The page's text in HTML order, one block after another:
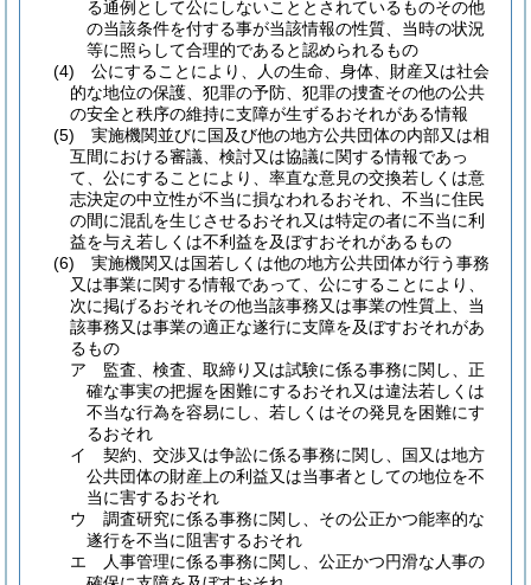
る通例として公にしないこととされているものその他
の当該条件を付する事が当該情報の性質、当時の状況
等に照らして合理的であると認められるもの
(4)
公にすることにより、人の生命、身体、財産又は社会
的な地位の保護、犯罪の予防、犯罪の捜査その他の公共
の安全と秩序の維持に支障が生ずるおそれがある情報
(5)
実施機関並びに国及び他の地方公共団体の内部又は相
互間における審議、検討又は協議に関する情報であっ
て、公にすることにより、率直な意見の交換若しくは意
志決定の中立性が不当に損なわれるおそれ、不当に住民
の間に混乱を生じさせるおそれ又は特定の者に不当に利
益を与え若しくは不利益を及ぼすおそれがあるもの
(6)
実施機関又は国若しくは他の地方公共団体が行う事務
又は事業に関する情報であって、公にすることにより、
次に掲げるおそれその他当該事務又は事業の性質上、当
該事務又は事業の適正な遂行に支障を及ぼすおそれがあ
るもの
ア
監査、検査、取締り又は試験に係る事務に関し、正
確な事実の把握を困難にするおそれ又は違法若しくは
不当な行為を容易にし、若しくはその発見を困難にす
るおそれ
イ
契約、交渉又は争訟に係る事務に関し、国又は地方
公共団体の財産上の利益又は当事者としての地位を不
当に害するおそれ
ウ
調査研究に係る事務に関し、その公正かつ能率的な
遂行を不当に阻害するおそれ
エ
人事管理に係る事務に関し、公正かつ円滑な人事の